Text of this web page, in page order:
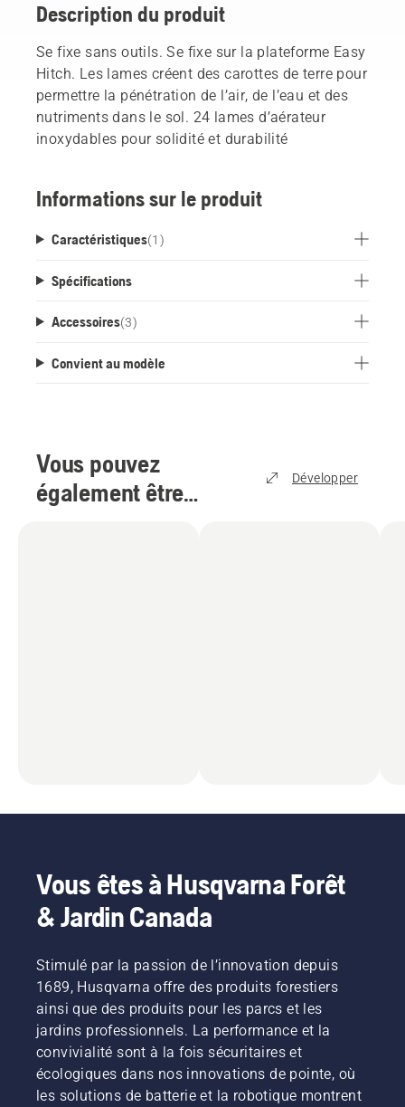
Description du produit
Se fixe sans outils. Se fixe sur la plateforme Easy
Hitch. Les lames créent des carottes de terre pour
permettre la pénétration de l’air, de l’eau et des
nutriments dans le sol. 24 lames d’aérateur
inoxydables pour solidité et durabilité
Informations sur le produit
Caractéristiques(1 )
Spécifications
Accessoires(3)
Convient au modèle
Vous pouvez
également être
Développer
Vous êtes à Husqvarna Forêt
& Jardin Canada
Stimulé par la passion de l’innovation depuis
1689, Husqvarna offre des produits forestiers
ainsi que des produits pour les parcs et les
jardins professionnels. La performance et la
convivialité sont à la fois sécuritaires et
écologiques dans nos innovations de pointe, où
les solutions de batterie et la robotique montrent